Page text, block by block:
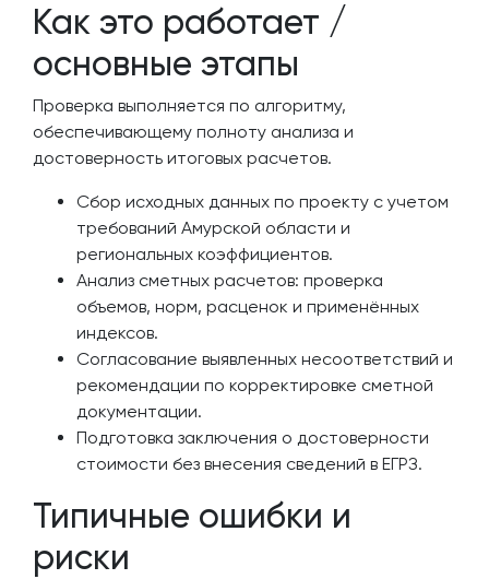
Как это работает /
основные этапы
Проверка выполняется по алгоритму,
обеспечивающему полноту анализа и
достоверность итоговых расчетов.
Сбор исходных данных по проекту с учетом
требований Амурской области и
региональных коэффициентов.
Анализ сметных расчетов: проверка
объемов, норм, расценок и применённых
индексов.
Согласование выявленных несоответствий и
рекомендации по корректировке сметной
документации.
Подготовка заключения о достоверности
стоимости без внесения сведений в ЕГРЗ.
Типичные ошибки и
риски